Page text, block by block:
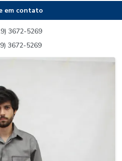
em contato
3672-5269
3672-5269